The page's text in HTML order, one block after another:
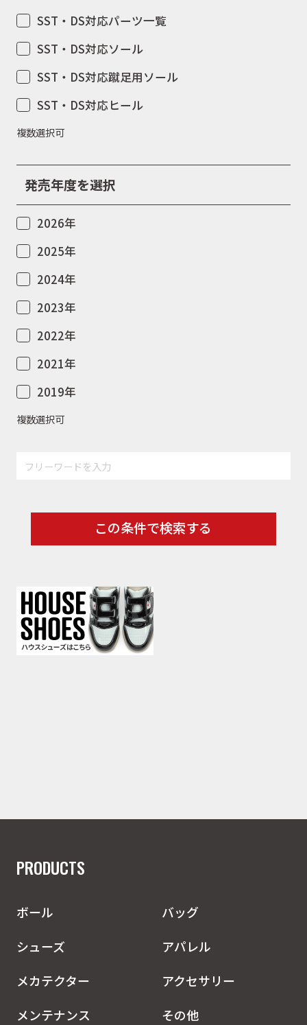
SST・DS対応パーツ一覧
SST・DS対応ソール
SST・DS対応蹴足用ソール
SST・DS対応ヒール
複数選択可
発売年度を選択
2026年
2025年
2024年
2023年
2022年
2021年
2019年
複数選択可
この条件で検索する
PRODUCTS
ボール
バッグ
シューズ
アパレル
メカテクター
アクセサリー
メンテナンス
その他